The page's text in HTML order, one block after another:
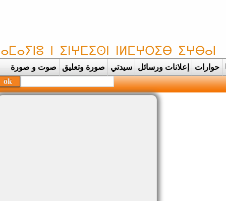
حوارات إعلانات ورسائل سيدتي صورة وتعليق صوت و صورة